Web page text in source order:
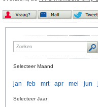
Selecteer Maand
jan feb mrt apr mei jun
Selecteer Jaar